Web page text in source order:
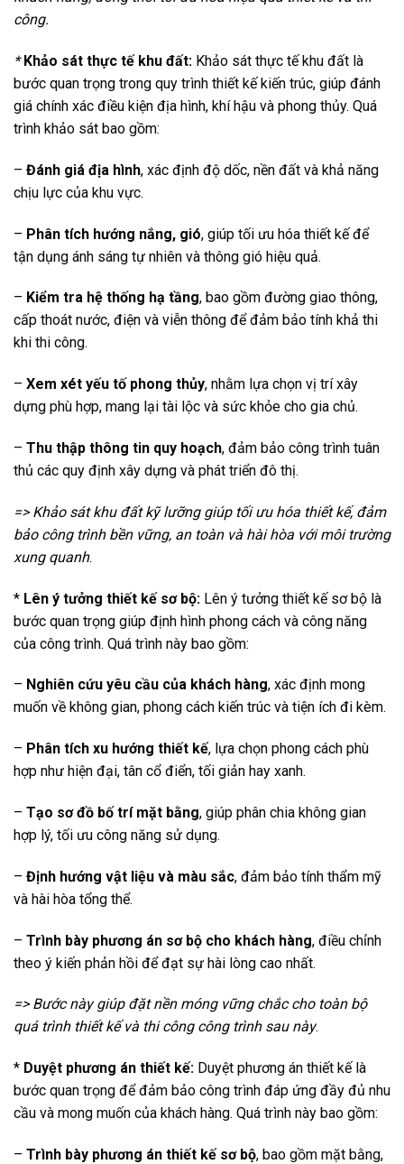
công.
*Khảo sát thực tế khu đất: Khảo sát thực tế khu đất là
bước quan trọng trong quy trình thiết kế kiến trúc, giúp đánh
giá chính xác điều kiện địa hình, khí hậu và phong thủy. Quá
trình khảo sát bao gồm:
– Đánh giá địa hình, xác định độ dốc, nền đất và khả năng
chịu lực của khu vực.
– Phân tích hướng nắng, gió, giúp tối ưu hóa thiết kế để
tận dụng ánh sáng tự nhiên và thông gió hiệu quả.
– Kiểm tra hệ thống hạ tầng, bao gồm đường giao thông,
cấp thoát nước, điện và viễn thông để đảm bảo tính khả thi
khi thi công.
– Xem xét yếu tố phong thủy, nhằm lựa chọn vị trí xây
dựng phù hợp, mang lại tài lộc và sức khỏe cho gia chủ.
– Thu thập thông tin quy hoạch, đảm bảo công trình tuân
thủ các quy định xây dựng và phát triển đô thị.
=> Khảo sát khu đất kỹ lưỡng giúp tối ưu hóa thiết kế, đảm
bảo công trình bền vững, an toàn và hài hòa với môi trường
xung quanh.
* Lên ý tưởng thiết kế sơ bộ: Lên ý tưởng thiết kế sơ bộ là
bước quan trọng giúp định hình phong cách và công năng
của công trình. Quá trình này bao gồm:
– Nghiên cứu yêu cầu của khách hàng, xác định mong
muốn về không gian, phong cách kiến trúc và tiện ích đi kèm.
– Phân tích xu hướng thiết kế, lựa chọn phong cách phù
hợp như hiện đại, tân cổ điển, tối giản hay xanh.
– Tạo sơ đồ bố trí mặt bằng, giúp phân chia không gian
hợp lý, tối ưu công năng sử dụng.
– Định hướng vật liệu và màu sắc, đảm bảo tính thẩm mỹ
và hài hòa tổng thể.
– Trình bày phương án sơ bộ cho khách hàng, điều chỉnh
theo ý kiến phản hồi để đạt sự hài lòng cao nhất.
=> Bước này giúp đặt nền móng vững chắc cho toàn bộ
quá trình thiết kế và thi công công trình sau này.
* Duyệt phương án thiết kế: Duyệt phương án thiết kế là
bước quan trọng để đảm bảo công trình đáp ứng đầy đủ nhu
cầu và mong muốn của khách hàng. Quá trình này bao gồm:
– Trình bày phương án thiết kế sơ bộ, bao gồm mặt bằng,